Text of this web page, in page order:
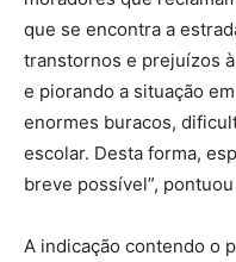
que se encontra a
transtornos e prejuízos
e piorando a situação
enormes buracos,
escolar. Desta forma,
breve possível”,
A indicação contendo o